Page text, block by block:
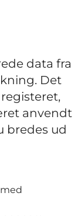
data fra
Det
anvendt
bredes ud